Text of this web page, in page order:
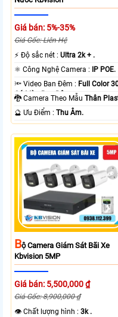
Giá bán: 5%-35%
Giá Gốc: Liên Hệ
️⚡ Độ sắc nét :Ultra 2k + .
⚛️ Công Nghệ Camera : IP POE.
🔦 Video Ban Đêm : Full Color
Có Màu Ban Ðêm.
🐉️ Camera Theo MẫuThân
️🔮 Ưu Điểm :Thu Âm.
BỘ Camera Giám Sát Bãi Xe
Kbvision 5MP
Giá bán: 5,500,000 ₫
Giá Gốc: 8,900,000 ₫
👁 Chất lượng hình :3k .